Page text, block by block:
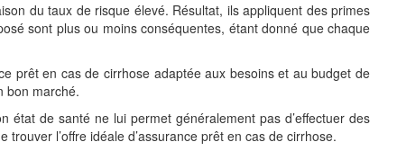
du taux de risque élevé. Résultat, ils appliquent des primes
sont plus ou moins conséquentes, étant donné que chaque
prêt en cas de cirrhose adaptée aux besoins et au budget de
bon marché.
état de santé ne lui permet généralement pas d’effectuer des
l’offre idéale d’assurance prêt en cas de cirrhose.